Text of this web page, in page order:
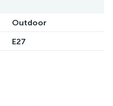
Outdoor
E27